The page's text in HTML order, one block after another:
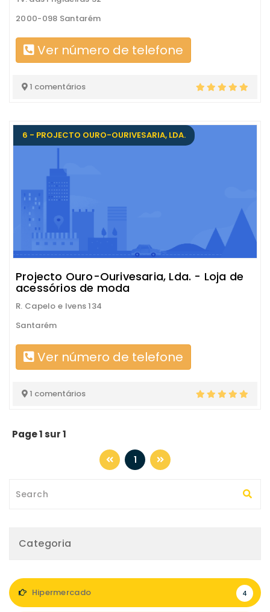
2000-098 Santarém
Ver número de telefone
1 comentários
6 - PROJECTO OURO-OURIVESARIA, LDA.
Projecto Ouro-Ourivesaria, Lda. - Loja de
acessórios de moda
R. Capelo e Ivens 134
Santarém
Ver número de telefone
1 comentários
Page 1 sur 1
1
Categoria
Hipermercado 4